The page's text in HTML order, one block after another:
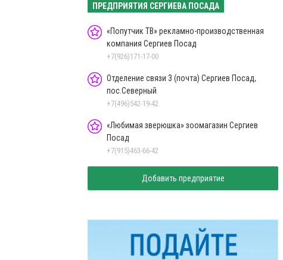
ПРЕДПРИЯТИЯ СЕРГИЕВА ПОСАДА
«Попутчик ТВ» рекламно-производственная
компания Сергиев Посад
+7(926)171-17-00
Отделение связи 3 (почта) Сергиев Посад,
пос.Северный
+7(496)542-19-42
«Любимая зверюшка» зоомагазин Сергиев
Посад
+7(915)463-66-42
Добавить предприятие